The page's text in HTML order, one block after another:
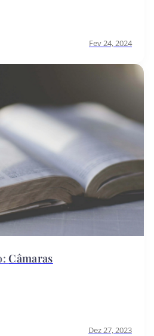
Fev 24, 2024
Câmaras
Dez 27, 2023